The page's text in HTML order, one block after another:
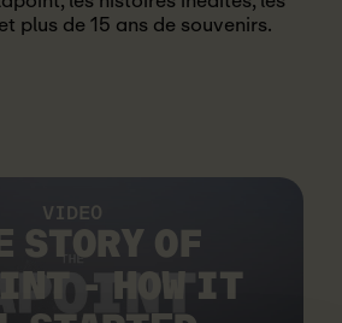
plus de 15 ans de souvenirs.
VIDEO
STORY OF
- HOW IT